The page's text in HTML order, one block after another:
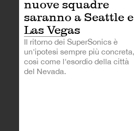
nuove squadre
saranno a Seattle e
Las Vegas
Il ritorno dei SuperSonics è
un'ipotesi sempre più concreta,
così come l'esordio della città
del Nevada.